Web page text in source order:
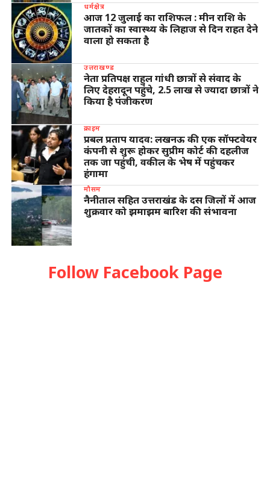
धर्मक्षेत्र
आज 12 जुलाई का राशिफल : मीन राशि के
जातकों का स्वास्थ्य के लिहाज से दिन राहत देने
वाला हो सकता है
उत्तराखण्ड
नेता प्रतिपक्ष राहुल गांधी छात्रों से संवाद के
लिए देहरादून पहुंचे, 2.5 लाख से ज्यादा छात्रों ने
किया है पंजीकरण
क्राइम
प्रबल प्रताप यादव: लखनऊ की एक सॉफ्टवेयर
कंपनी से शुरू होकर सुप्रीम कोर्ट की दहलीज
तक जा पहुंची, वकील के भेष में पहुंचकर
हंगामा
मौसम
नैनीताल सहित उत्तराखंड के दस जिलों में आज
शुक्रवार को झमाझम बारिश की संभावना
Follow Facebook Page